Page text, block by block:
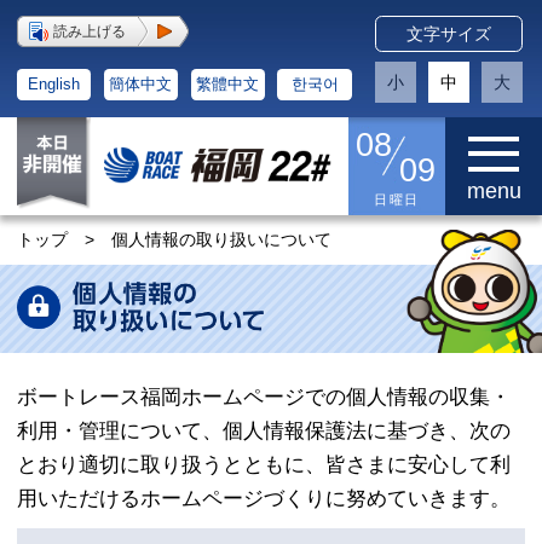
読み上げる
English 簡体中文 繁體中文 한국어
文字サイズ
小 中 大
08
09
日曜日 menu
トップ > 個人情報の取り扱いについて
ボートレース福岡ホームページでの個人情報の収集・
利用・管理について、個人情報保護法に基づき、次の
とおり適切に取り扱うとともに、皆さまに安心して利
用いただけるホームページづくりに努めていきます。